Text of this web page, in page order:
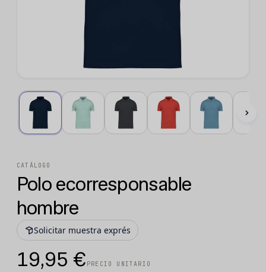
CATÁLOGO
Polo ecorresponsable
hombre
Solicitar muestra exprés
19,95 € PRECIO UNITARIO